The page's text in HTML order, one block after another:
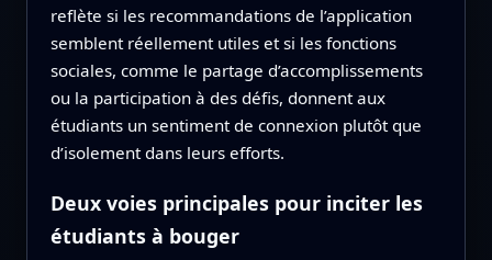
reflète si les recommandations de l’application
semblent réellement utiles et si les fonctions
sociales, comme le partage d’accomplissements
ou la participation à des défis, donnent aux
étudiants un sentiment de connexion plutôt que
d’isolement dans leurs efforts.
Deux voies principales pour inciter les
étudiants à bouger